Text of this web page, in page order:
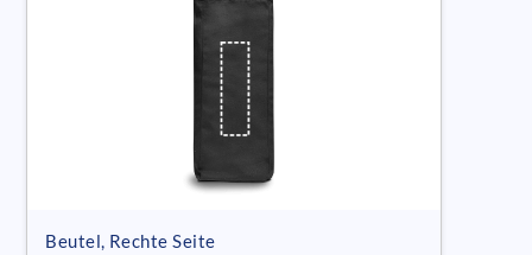
Beutel, Rechte Seite